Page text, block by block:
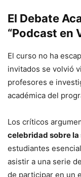
El Debate
“Podcast en
El curso no ha
invitados se volvió
profesores e
académica del
Los críticos
celebridad sobre la
estudiantes
asistir a una serie
de participar en un